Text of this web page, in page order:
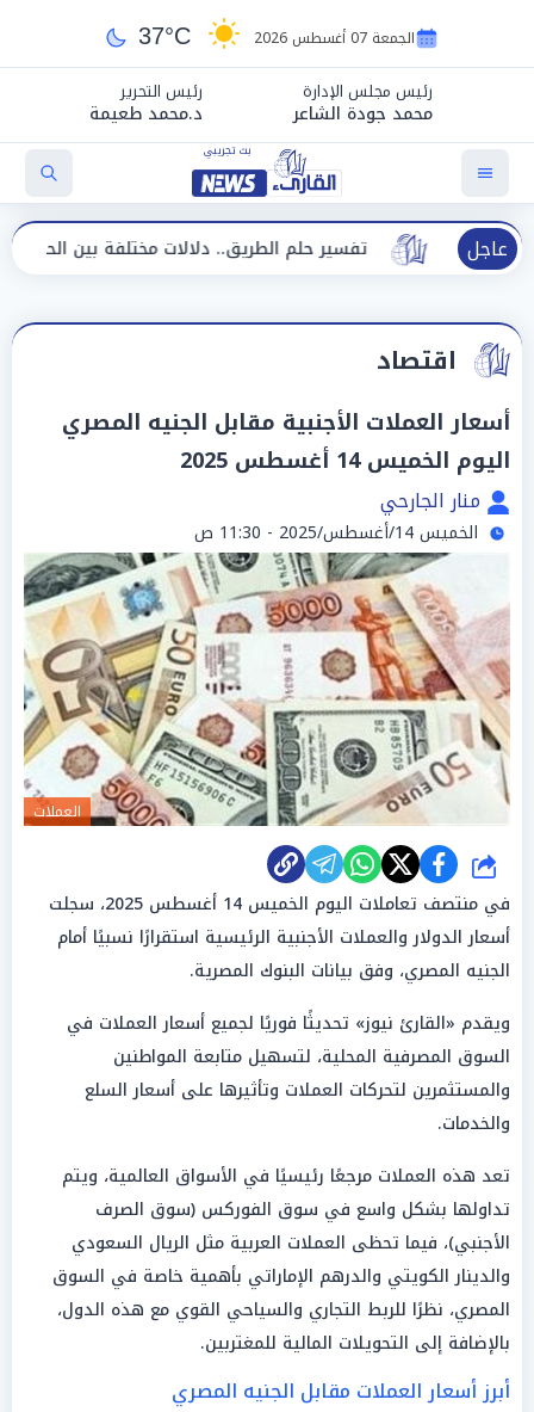
الجمعة 07 أغسطس 2026 37°C
رئيس مجلس الإدارة
محمد جودة الشاعر
رئيس التحرير
د.محمد طعيمة
عاجل تفسير حلم الطريق.. دلالات مختلفة بين الحيرة وبداية
اقتصاد
أسعار العملات الأجنبية مقابل الجنيه المصري
اليوم الخميس 14 أغسطس 2025
منار الجارحي
الخميس 14/أغسطس/2025 - 11:30 ص
العملات
شارك
في منتصف تعاملات اليوم الخميس 14 أغسطس 2025، سجلت
أسعار الدولار والعملات الأجنبية الرئيسية استقرارًا نسبيًا أمام
الجنيه المصري، وفق بيانات البنوك المصرية.
ويقدم «القارئ نيوز» تحديثًا فوريًا لجميع أسعار العملات في
السوق المصرفية المحلية، لتسهيل متابعة المواطنين
والمستثمرين لتحركات العملات وتأثيرها على أسعار السلع
والخدمات.
تعد هذه العملات مرجعًا رئيسيًا في الأسواق العالمية، ويتم
تداولها بشكل واسع في سوق الفوركس (سوق الصرف
الأجنبي)، فيما تحظى العملات العربية مثل الريال السعودي
والدينار الكويتي والدرهم الإماراتي بأهمية خاصة في السوق
المصري، نظرًا للربط التجاري والسياحي القوي مع هذه الدول،
بالإضافة إلى التحويلات المالية للمغتربين.
أبرز أسعار العملات مقابل الجنيه المصري